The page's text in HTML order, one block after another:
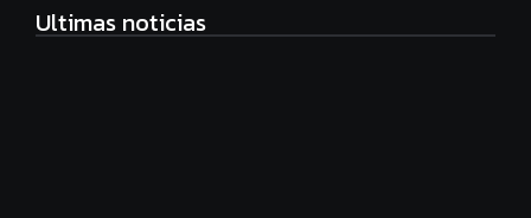
Ultimas noticias